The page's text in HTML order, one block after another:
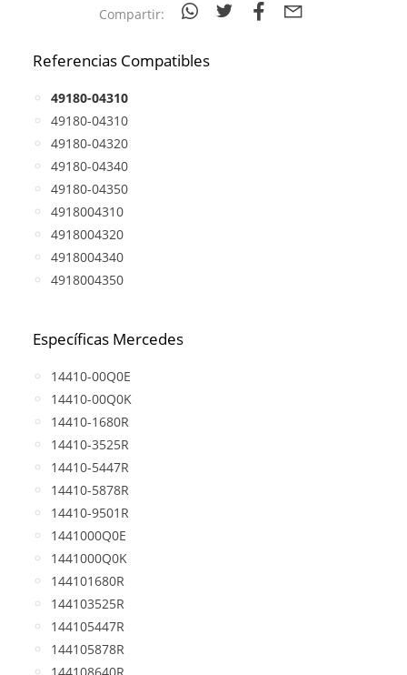
Compartir:
Referencias Compatibles
49180-04310
49180-04310
49180-04320
49180-04340
49180-04350
4918004310
4918004320
4918004340
4918004350
Específicas Mercedes
14410-00Q0E
14410-00Q0K
14410-1680R
14410-3525R
14410-5447R
14410-5878R
14410-9501R
1441000Q0E
1441000Q0K
144101680R
144103525R
144105447R
144105878R